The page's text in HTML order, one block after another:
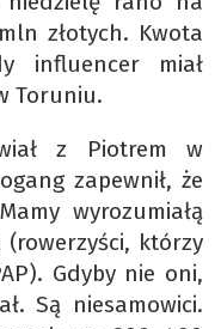
złotych. Kwota
influencer miał
Toruniu.
z Piotrem w
zapewnił, że
wyrozumiałą
(rowerzyści, którzy
Gdyby nie oni,
Są niesamowici.